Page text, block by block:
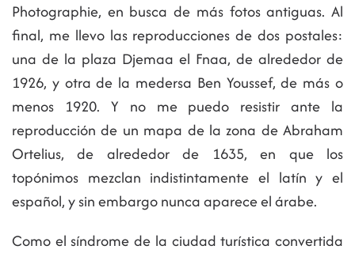
Photographie, en busca de más fotos antiguas. Al
final, me llevo las reproducciones de dos postales:
una de la plaza Djemaa el Fnaa, de alrededor de
1926, y otra de la medersa Ben Youssef, de más o
menos 1920. Y no me puedo resistir ante la
reproducción de un mapa de la zona de Abraham
Ortelius, de alrededor de 1635, en que los
topónimos mezclan indistintamente el latín y el
español, y sin embargo nunca aparece el árabe.
Como el síndrome de la ciudad turística convertida